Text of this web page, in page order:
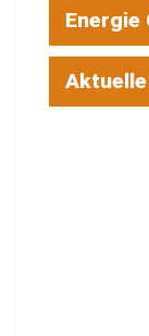
Energie